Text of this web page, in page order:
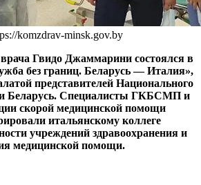
komzdrav-minsk.gov.by
Гвидо Джаммарини состоялся в
без границ. Беларусь — Италия»,
представителей Национального
Беларусь. Специалисты ГКБСМП и
скорой медицинской помощи
итальянскому коллеге
учреждений здравоохранения и
медицинской помощи.